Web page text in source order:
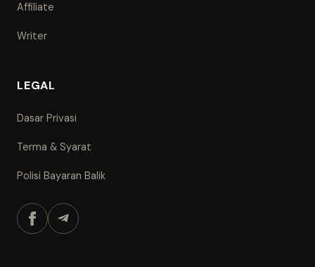
Affiliate
Writer
LEGAL
Dasar Privasi
Terma & Syarat
Polisi Bayaran Balik